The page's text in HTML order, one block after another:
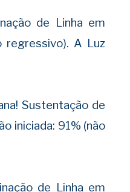
de Linha em
regressivo). A Luz
Sustentação de
iniciada: 91% (não
de Linha em